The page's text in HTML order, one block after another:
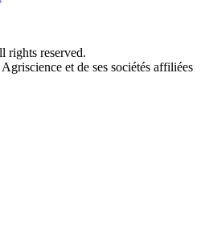
rights reserved.
et de ses sociétés affiliées